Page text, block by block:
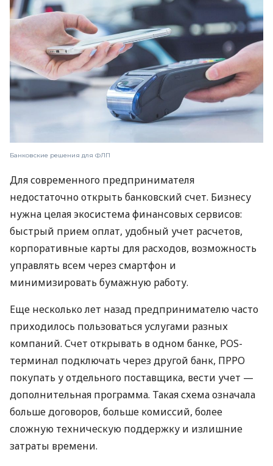
Банковские решения для ФЛП
Для современного предпринимателя
недостаточно открыть банковский счет. Бизнесу
нужна целая экосистема финансовых сервисов:
быстрый прием оплат, удобный учет расчетов,
корпоративные карты для расходов, возможность
управлять всем через смартфон и
минимизировать бумажную работу.
Еще несколько лет назад предпринимателю часто
приходилось пользоваться услугами разных
компаний. Счет открывать в одном банке, POS-
терминал подключать через другой банк, ПРРО
покупать у отдельного поставщика, вести учет —
дополнительная программа. Такая схема означала
больше договоров, больше комиссий, более
сложную техническую поддержку и излишние
затраты времени.